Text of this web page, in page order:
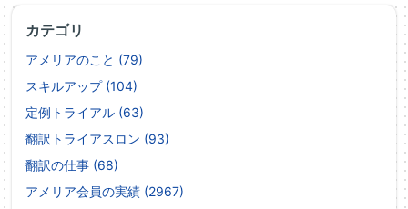
カテゴリ
アメリアのこと (79)
スキルアップ (104)
定例トライアル (63)
翻訳トライアスロン (93)
翻訳の仕事 (68)
アメリア会員の実績 (2967)